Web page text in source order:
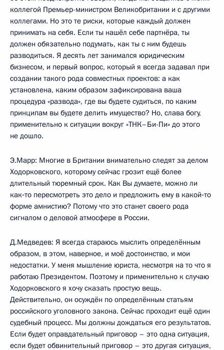
коллегой Премьер-министром Великобритании и с другими
коллегами. Но это те риски, которые каждый должен
принимать на себя. Если ты нашёл себе партнёра, ты
должен обязательно подумать, как ты с ним будешь
разводиться. Я десять лет занимался юридическим
бизнесом, и первый вопрос, который я всегда задавал при
создании такого рода совместных проектов: а как
установлена, каким образом зафиксирована ваша
процедура «развода», где вы будете судиться, по каким
принципам вы будете делить имущество? Но, слава богу,
применительно к ситуации вокруг «ТНК–Би-Пи» до этого
не дошло.
Э.Марр: Многие в Британии внимательно следят за делом
Ходорковского, которому сейчас грозит ещё более
длительный тюремный срок. Как Вы думаете, можно ли
как‑то пересмотреть это дело и предложить ему в какой‑то
форме амнистию? Потому что это станет своего рода
сигналом о деловой атмосфере в России.
Д.Медведев: Я всегда стараюсь мыслить определённым
образом, в этом, наверное, и моё достоинство, и мои
недостатки. У меня мышление юриста, несмотря на то что я
работаю Президентом. Поэтому и применительно к случаю
Ходорковского я хочу сказать простую вещь.
Действительно, он осуждён по определённым статьям
российского уголовного закона. Сейчас проходит ещё один
судебный процесс. Мы должны дождаться его результатов.
Если будет оправдательный приговор – это одна ситуация,
если будет обвинительный приговор – это другая ситуация,